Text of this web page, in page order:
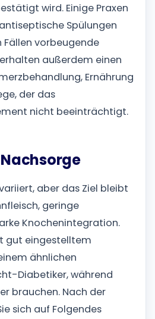
wird. Einige Praxen
Spülungen
vorbeugende
außerdem einen
Ernährung
der das
nicht beeinträchtigt.
aber das Ziel bleibt
geringe
Knochenintegration.
gut eingestelltem
ähnlichen
Diabetiker, während
brauchen. Nach der
sich auf Folgendes